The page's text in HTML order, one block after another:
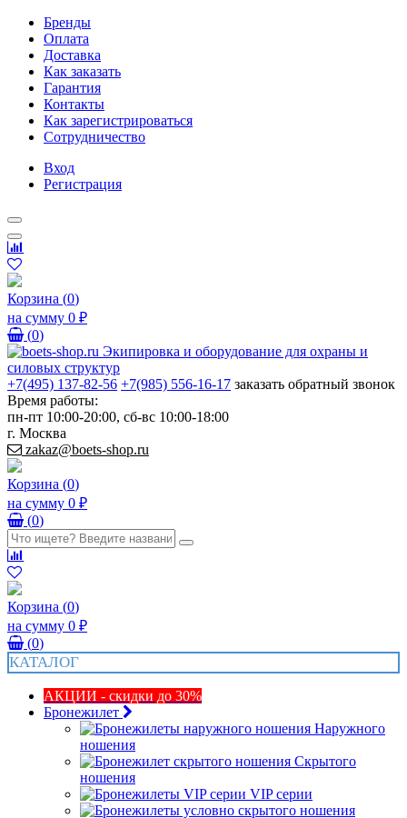
Бренды
Оплата
Доставка
Как заказать
Гарантия
Контакты
Как зарегистрироваться
Сотрудничество
Вход
Регистрация
Корзина (0)
на сумму 0 ₽
(0)
+7(495) 137-82-56 +7(985) 556-16-17 заказать обратный звонок
Время работы:
пн-пт 10:00-20:00, сб-вс 10:00-18:00
г. Москва
zakaz@boets-shop.ru
Корзина (0)
на сумму 0 ₽
(0)
Корзина (0)
на сумму 0 ₽
(0)
КАТАЛОГ
АКЦИИ - скидки до 30%
Бронежилет
Наружного
ношения
Скрытого
ношения
VIP серии